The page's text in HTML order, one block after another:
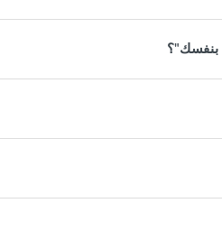
بنفسك"؟